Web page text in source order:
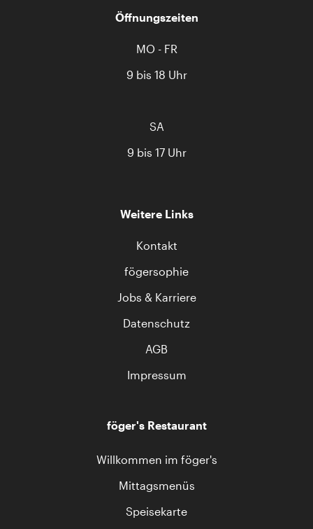
Öffnungszeiten
MO - FR
9 bis 18 Uhr
SA
9 bis 17 Uhr
Weitere Links
Kontakt
fögersophie
Jobs & Karriere
Datenschutz
AGB
Impressum
föger's Restaurant
Willkommen im föger's
Mittagsmenüs
Speisekarte